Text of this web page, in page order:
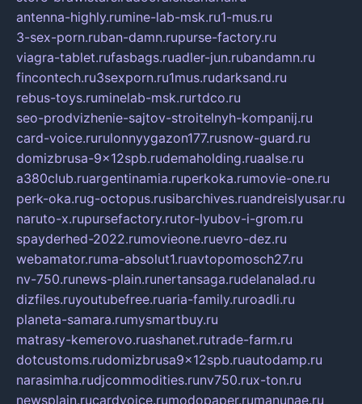
antenna-highly.rumine-lab-msk.ru1-mus.ru
3-sex-porn.ruban-damn.rupurse-factory.ru
viagra-tablet.rufasbags.ruadler-jun.rubandamn.ru
fincontech.ru3sexporn.ru1mus.rudarksand.ru
rebus-toys.ruminelab-msk.rurtdco.ru
seo-prodvizhenie-sajtov-stroitelnyh-kompanij.ru
card-voice.rurulonnyygazon177.rusnow-guard.ru
domizbrusa-9x12spb.rudemaholding.ruaalse.ru
a380club.ruargentinamia.ruperkoka.rumovie-one.ru
perk-oka.rug-octopus.rusibarchives.ruandreislyusar.ru
naruto-x.rupursefactory.rutor-lyubov-i-grom.ru
spayderhed-2022.rumovieone.ruevro-dez.ru
webamator.ruma-absolut1.ruavtopomosch27.ru
nv-750.runews-plain.runertansaga.rudelanalad.ru
dizfiles.ruyoutubefree.ruaria-family.ruroadli.ru
planeta-samara.rumysmartbuy.ru
matrasy-kemerovo.ruashanet.rutrade-farm.ru
dotcustoms.rudomizbrusa9x12spb.ruautodamp.ru
narasimha.rudjcommodities.runv750.rux-ton.ru
newsplain.rucardvoice.rumodopaper.rumanunae.ru